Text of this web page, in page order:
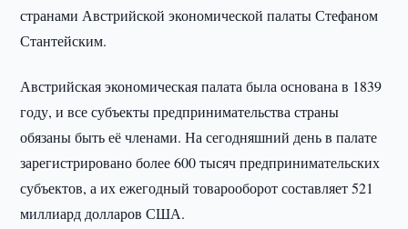
странами Австрийской экономической палаты Стефаном
Стантейским.
Австрийская экономическая палата была основана в 1839
году, и все субъекты предпринимательства страны
обязаны быть её членами. На сегодняшний день в палате
зарегистрировано более 600 тысяч предпринимательских
субъектов, а их ежегодный товарооборот составляет 521
миллиард долларов США.